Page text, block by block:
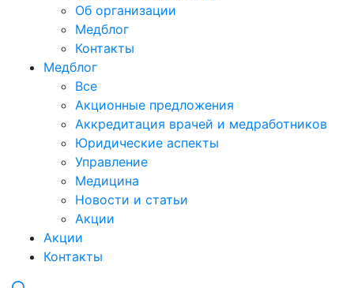
Об организации
Медблог
Контакты
Медблог
Все
Акционные предложения
Аккредитация врачей и медработников
Юридические аспекты
Управление
Медицина
Новости и статьи
Акции
Акции
Контакты